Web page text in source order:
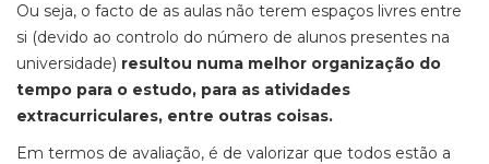
Ou seja, o facto de as aulas não terem espaços livres entre
si (devido ao controlo do número de alunos presentes na
universidade) resultou numa melhor organização do
tempo para o estudo, para as atividades
extracurriculares, entre outras coisas.
Em termos de avaliação, é de valorizar que todos estão a